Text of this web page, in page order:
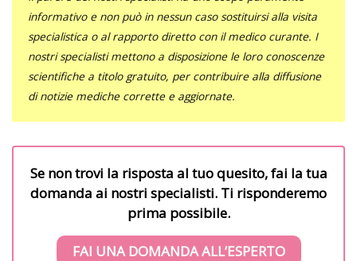
informativo e non può in nessun caso sostituirsi alla visita
specialistica o al rapporto diretto con il medico curante. I
nostri specialisti mettono a disposizione le loro conoscenze
scientifiche a titolo gratuito, per contribuire alla diffusione
di notizie mediche corrette e aggiornate.
Se non trovi la risposta al tuo quesito, fai la tua
domanda ai nostri specialisti. Ti risponderemo
prima possibile.
FAI UNA DOMANDA ALL’ESPERTO